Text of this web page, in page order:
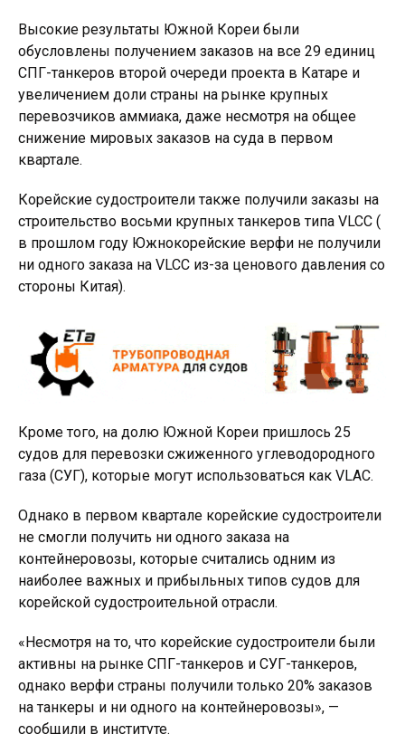
Высокие результаты Южной Кореи были
обусловлены получением заказов на все 29 единиц
СПГ-танкеров второй очереди проекта в Катаре и
увеличением доли страны на рынке крупных
перевозчиков аммиака, даже несмотря на общее
снижение мировых заказов на суда в первом
квартале.
Корейские судостроители также получили заказы на
строительство восьми крупных танкеров типа VLCC (
в прошлом году Южнокорейские верфи не получили
ни одного заказа на VLCC из-за ценового давления со
стороны Китая).
Кроме того, на долю Южной Кореи пришлось 25
судов для перевозки сжиженного углеводородного
газа (СУГ), которые могут использоваться как VLAC.
Однако в первом квартале корейские судостроители
не смогли получить ни одного заказа на
контейнеровозы, которые считались одним из
наиболее важных и прибыльных типов судов для
корейской судостроительной отрасли.
«Несмотря на то, что корейские судостроители были
активны на рынке СПГ-танкеров и СУГ-танкеров,
однако верфи страны получили только 20% заказов
на танкеры и ни одного на контейнеровозы», —
сообщили в институте.